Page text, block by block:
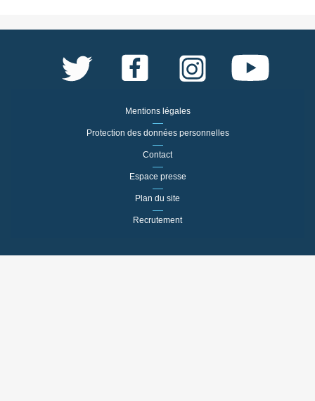
Mentions légales
Protection des données personnelles
Contact
Espace presse
Plan du site
Recrutement